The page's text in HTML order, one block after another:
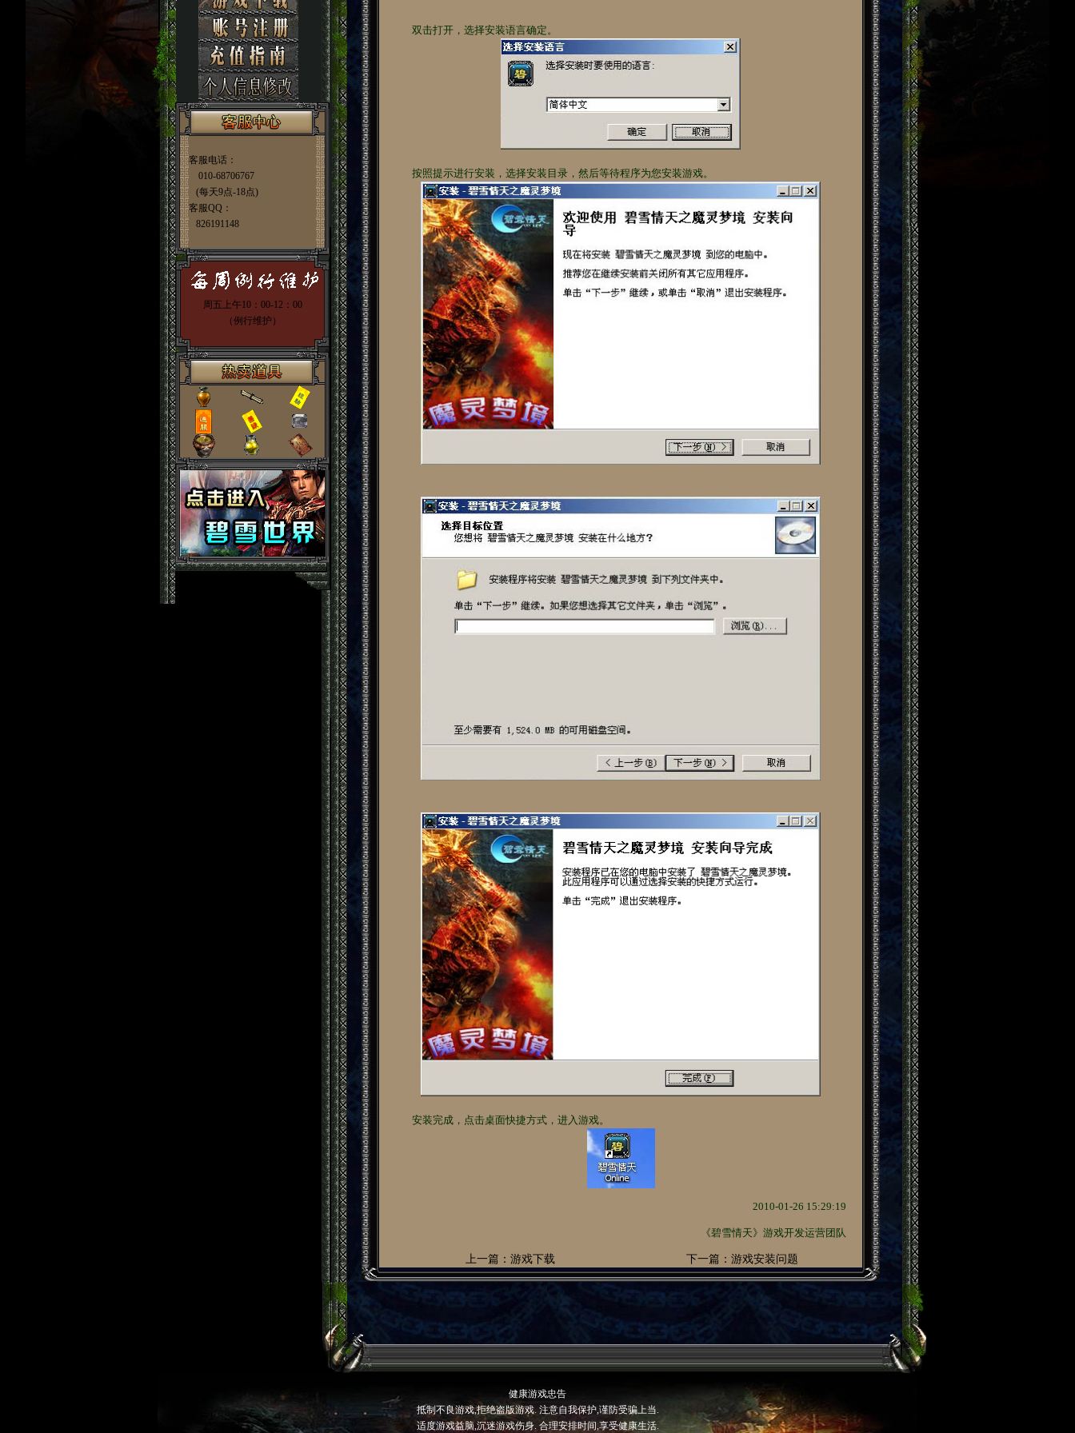
客服电话：
010-68706767
(每天9点-18点)
客服QQ：
826191148
周五上午10：00-12：00
（例行维护）
双击打开，选择安装语言确定。
按照提示进行安装，选择安装目录，然后等待程序为您安装游戏。
安装完成，点击桌面快捷方式，进入游戏。
2010-01-26 15:29:19
《碧雪情天》游戏开发运营团队
上一篇：游戏下载 下一篇：游戏安装问题
健康游戏忠告
抵制不良游戏,拒绝盗版游戏. 注意自我保护,谨防受骗上当.
适度游戏益脑,沉迷游戏伤身. 合理安排时间,享受健康生活.